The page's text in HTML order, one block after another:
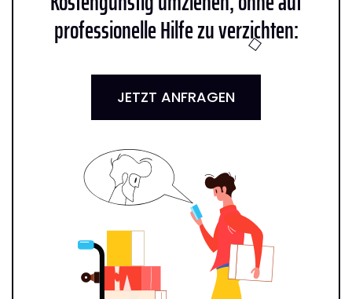
professionelle Hilfe zu verzichten:
JETZT ANFRAGEN